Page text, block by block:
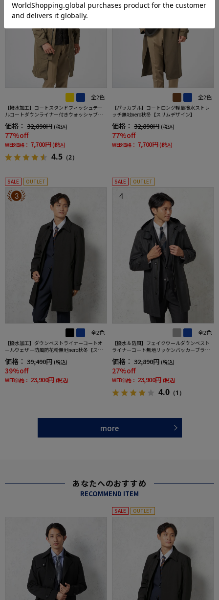
全2色
【撥水加工】コートスタンドフィッシュテー
ルコートダウンライナー付きウォッシャブル
価格： 32,890円 (税込)
77%off
WEB価格： 7,700円 (税込)
4.5 （2）
全2色
【パッカブル】コートロング軽量撥水ストレ
ッチ無地nero秋冬【スリムデザイン】
価格： 32,890円 (税込)
77%off
WEB価格： 7,700円 (税込)
SALE OUTLET
3
全2色
【撥水加工】ダウンベストライナーコートオ
ールウェザー防風防花粉無地nero秋冬【スリ
価格： 39,490円 (税込)
39%off
WEB価格： 23,900円 (税込)
SALE OUTLET
4
全2色
【撥水＆防風】フェイクウールダウンベスト
ライナーコート無地リッケンバッカーブラッ
価格： 32,890円 (税込)
27%off
WEB価格： 23,900円 (税込)
4.0 （1）
more
あなたへのおすすめ
RECOMMEND ITEM
SALE OUTLET